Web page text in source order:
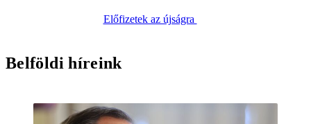
Előfizetek az újságra
Belföldi híreink